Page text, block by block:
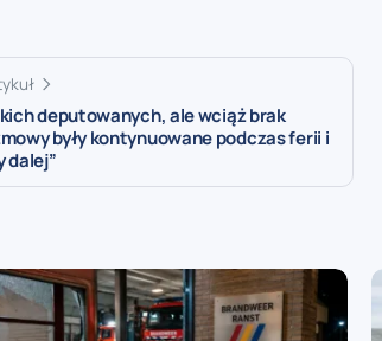
deputowanych, ale wciąż brak
były kontynuowane podczas ferii i
dalej”